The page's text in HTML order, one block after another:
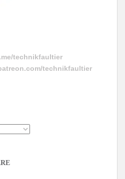
technikfaultier
technikfaultier